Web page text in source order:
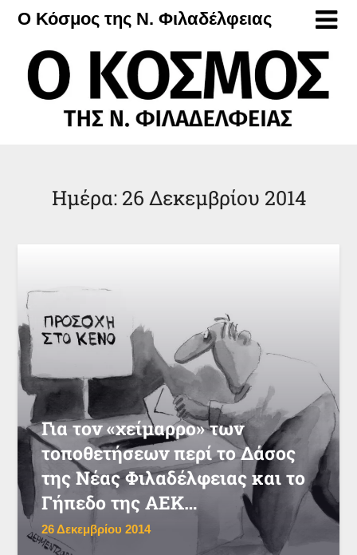
Μετάβαση
περιεχόμενο
Ο Κόσμος της Ν. Φιλαδέλφειας
Ημέρα: 26 Δεκεμβρίου 2014
Για τον «χείμαρρο» των
τοποθετήσεων περί το Δάσος
της Νέας Φιλαδέλφειας και το
Γήπεδο της ΑΕΚ…
26 Δεκεμβρίου 2014